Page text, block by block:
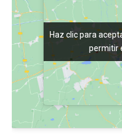
Haz clic para
permitir
Haz clic para
permitir